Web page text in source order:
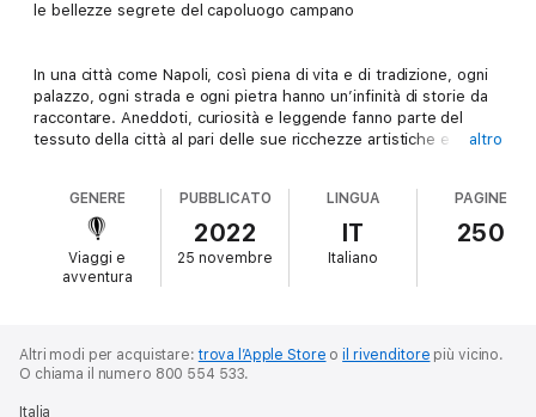
le bellezze segrete del capoluogo campano
In una città come Napoli, così piena di vita e di tradizione, ogni
palazzo, ogni strada e ogni pietra hanno un’infinità di storie da
raccontare. Aneddoti, curiosità e leggende fanno parte del
tessuto della città al pari delle sue ricchezze artistiche e dei
campano. Un percorso che rievoca personaggi, eventi e miti
spesso sconosciuti ai più, ma che rimangono scolpiti nella
memoria della città. Quale leggenda si nasconde dietro il
panneggio del Cristo velato del Sammartino? Chi fu a strappare
il dente dal teschio di santa Patrizia, facendone sgorgare
centro storico? Queste e altre affascinanti domande
accompagneranno il lettore alla scoperta di una Napoli segreta
altro
GENERE
Viaggi e
avventura
PUBBLICATO
2022
25 novembre
LINGUA
IT
Italiano
PAGINE
250
Altri modi per acquistare:trova l’Apple Store oil rivenditore più vicino.
O chiama il numero 800 554 533.
Italia